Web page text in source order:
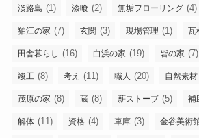
淡路島 (1) 漆喰 (2) 無垢フローリング (4)
狛江の家 (7) 玄関 (3) 現場管理 (1) 瓦
田舎暮らし (16) 白浜の家 (19) 砦の家 (7)
竣工 (8) 考え (11) 職人 (20) 自然素材
茂原の家 (8) 蔵 (8) 薪ストーブ (5) 補
解体 (11) 資格 (4) 車庫 (3) 金谷美術